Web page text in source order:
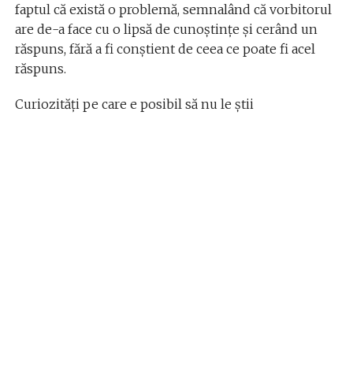
faptul că există o problemă, semnalând că vorbitorul
are de-a face cu o lipsă de cunoștințe și cerând un
răspuns, fără a fi conștient de ceea ce poate fi acel
răspuns.
Curiozități pe care e posibil să nu le știi